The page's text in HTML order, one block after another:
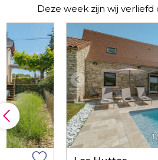
Deze week zijn wij verliefd
1